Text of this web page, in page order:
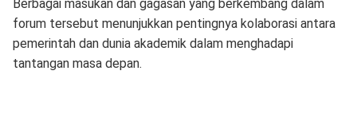
Berbagai masukan dan gagasan yang berkembang dalam
forum tersebut menunjukkan pentingnya kolaborasi antara
pemerintah dan dunia akademik dalam menghadapi
tantangan masa depan.